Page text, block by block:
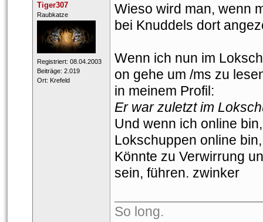
Tiger307
​Raubkatze
Registriert: 08.04.2003
Beiträge: 2.019
Ort: Krefeld
Wieso wird man, wenn
bei Knuddels dort
Wenn ich nun im
on gehe um /ms zu
in meinem Profil:
Er war zuletzt im
Und wenn ich online
Lokschuppen online
Könnte zu Verwirrung
ein, führen. zwinker
So long.